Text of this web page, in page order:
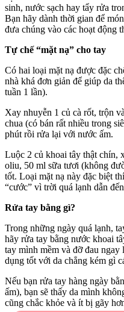
sinh, nước sạch hay tẩy rửa
Bạn hãy dành thời gian để
đưa chúng vào các hoạt động
Tự chế “mặt nạ” cho tay
Có hai loại mặt nạ được đặc
nhà khá đơn giản để giúp da
tuần 1 lần).
Xay nhuyễn 1 củ cà rốt, trộn
chua (có bán rất nhiều trong
phút rồi rửa lại với nước ấm.
Luộc 2 củ khoai tây thật chín,
oliu, 50 ml sữa tươi (không
tốt. Loại mặt nạ này đặc biệt
“cước” vì trời quá lạnh dẫn
Rửa tay bằng gì?
Trong những ngày quá lạnh,
hãy rửa tay bằng nước khoai
tay mình mềm và đỡ đau
dụng tốt với da chẳng kém gì
Nếu bạn rửa tay hàng ngày
ấm), bạn sẽ thấy da mình
cũng chắc khỏe và ít bị gãy